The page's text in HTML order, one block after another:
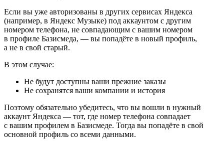
Если вы уже авторизованы в других сервисах Яндекса
(например, в Яндекс Музыке) под аккаунтом с другим
номером телефона, не совпадающим с вашим номером
в профиле Базисмеда, — вы попадёте в новый профиль,
а не в свой старый.
В этом случае:
Не будут доступны ваши прежние заказы
Не сохранятся ваши компании и история
Поэтому обязательно убедитесь, что вы вошли в нужный
аккаунт Яндекса — тот, где номер телефона совпадает
с вашим профилем в Базисмеде. Тогда вы попадёте в свой
основной профиль со всеми данными.